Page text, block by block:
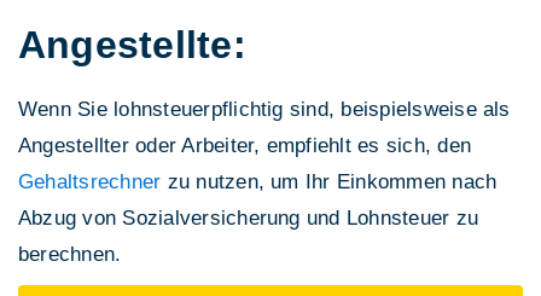
Angestellte:
Wenn Sie lohnsteuerpflichtig sind, beispielsweise als
Angestellter oder Arbeiter, empfiehlt es sich, den
Gehaltsrechner zu nutzen, um Ihr Einkommen nach
Abzug von Sozialversicherung und Lohnsteuer zu
berechnen.